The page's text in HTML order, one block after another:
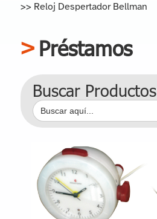
>> Reloj Despertador Bellman
Préstamos
Buscar Productos
Buscar: